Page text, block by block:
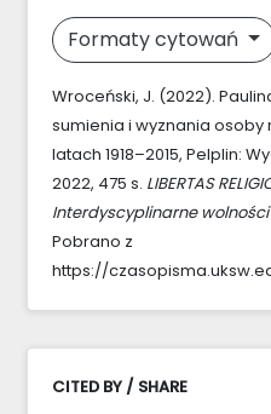
Formaty cytowań
Wroceński, J. (2022).
sumienia i wyznania osoby
latach 1918–2015, Pelplin:
2022, 475 s. LIBERTAS
Interdyscyplinarne wolności
Pobrano z
https://
CITED BY / SHARE